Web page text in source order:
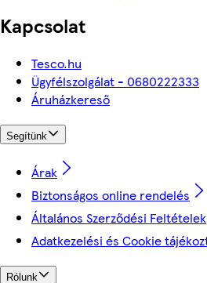
Kapcsolat
Tesco.hu
Ügyfélszolgálat - 0680222333
Áruházkereső
Segítünk
Árak
Biztonságos online rendelés
Általános Szerződési Feltételek
Adatkezelési és Cookie
Rólunk